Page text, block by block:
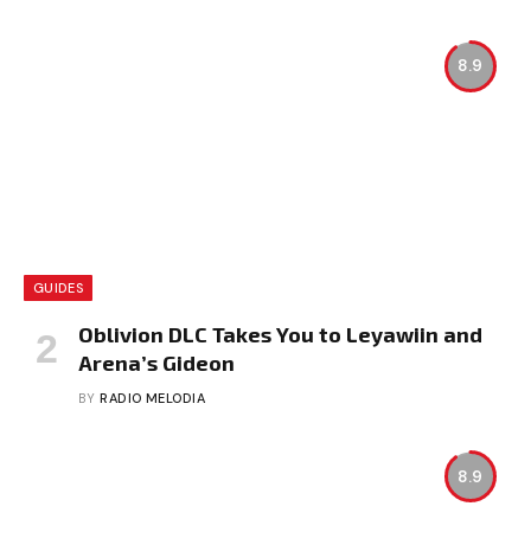
8.9
GUIDES
Oblivion DLC Takes You to Leyawiin and
Arena’s Gideon
BY RADIO MELODIA
8.9